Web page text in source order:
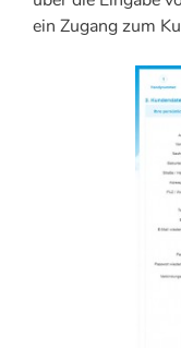
ein Zugang zum